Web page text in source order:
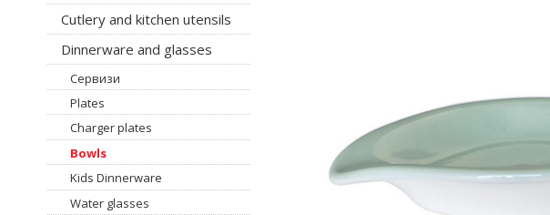
Cutlery and kitchen utensils
Dinnerware and glasses
Сервизи
Plates
Charger plates
Bowls
Kids Dinnerware
Water glasses